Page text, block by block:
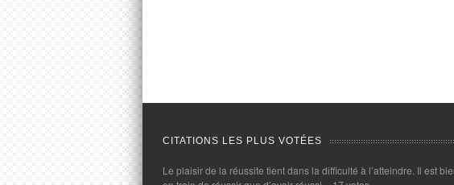
CITATIONS LES PLUS VOTÉES
Le plaisir de la réussite tient dans la difficulté à l’atteindre. Il est